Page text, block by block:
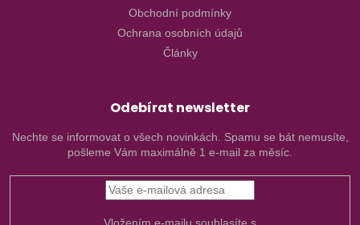
Obchodní podmínky
Ochrana osobních údajů
Články
Odebírat newsletter
Nechte se informovat o všech novinkách. Spamu se bát nemusíte,
pošleme Vám maximálně 1 e-mail za měsíc.